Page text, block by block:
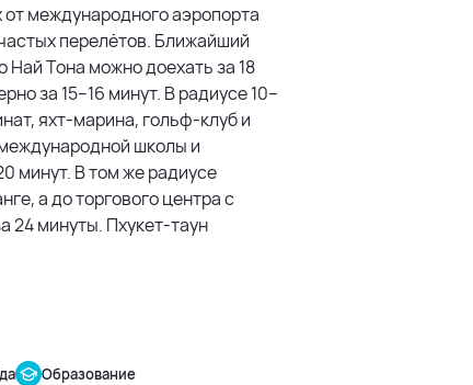
– это удачная инвестиция в премиальную
от международного аэропорта
перелётов. Ближайший
Най Тона можно доехать за 18
за 15–16 минут. В радиусе 10–
яхт-марина, гольф-клуб и
школы и
минут. В том же радиусе
а до торгового центра с
24 минуты. Пхукет-таун
500 м
Образование